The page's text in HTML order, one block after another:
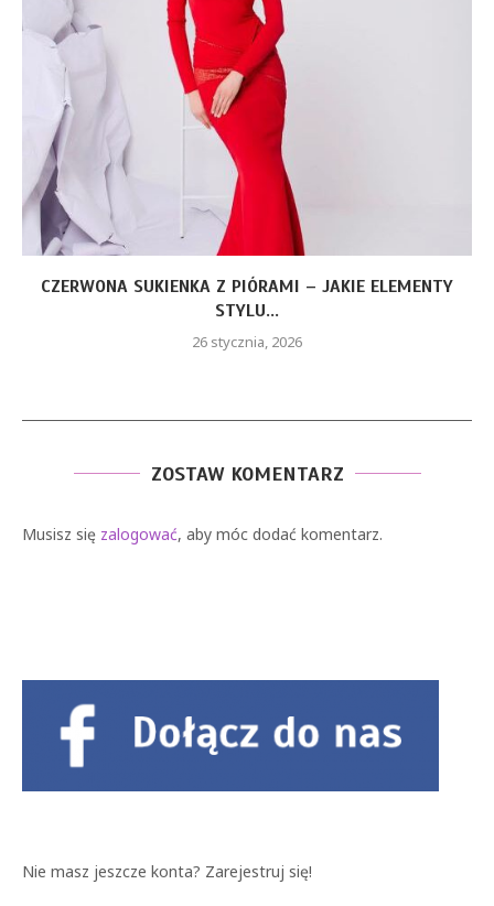
CZERWONA SUKIENKA Z PIÓRAMI – JAKIE ELEMENTY
STYLU...
26 stycznia, 2026
ZOSTAW KOMENTARZ
Musisz się zalogować, aby móc dodać komentarz.
Nie masz jeszcze konta? Zarejestruj się!